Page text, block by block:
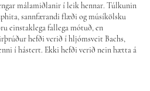
málamiðlanir í leik hennar. Túlkunin
sannfærandi flæði og músíkölsku
einstaklega fallega mótuð, en
hefði verið í hljómsveit Bachs,
í hástert. Ekki hefði verið nein hætta á